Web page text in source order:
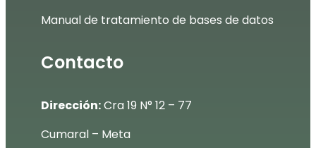
Manual de tratamiento de bases de datos
Contacto
Dirección:Cra 19 N° 12 – 77
Cumaral – Meta